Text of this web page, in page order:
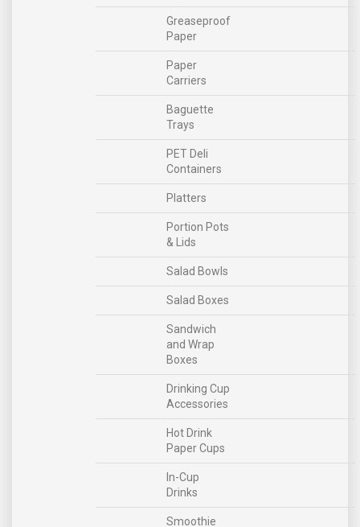
Greaseproof
Paper
Paper
Carriers
Baguette
Trays
PET Deli
Containers
Platters
Portion Pots
& Lids
Salad Bowls
Salad Boxes
Sandwich
and Wrap
Boxes
Drinking Cup
Accessories
Hot Drink
Paper Cups
In-Cup
Drinks
Smoothie